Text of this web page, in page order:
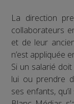
La direction
collaborateurs
et de leur
n’est appliquée
Si un salarié
lui ou prendre
ses enfants,